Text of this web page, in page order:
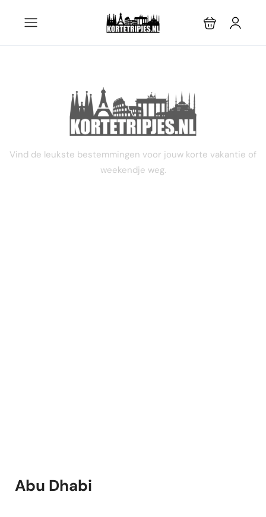
STEL JE EIGEN TRIP SAMEN
Vind de leukste bestemmingen voor jouw korte vakantie of
weekendje weg.
Abu Dhabi